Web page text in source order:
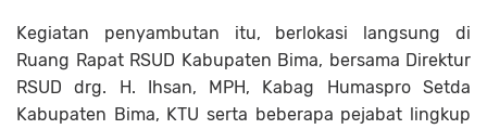
Kegiatan penyambutan itu, berlokasi langsung di
Ruang Rapat RSUD Kabupaten Bima, bersama Direktur
RSUD drg. H. Ihsan, MPH, Kabag Humaspro Setda
Kabupaten Bima, KTU serta beberapa pejabat lingkup